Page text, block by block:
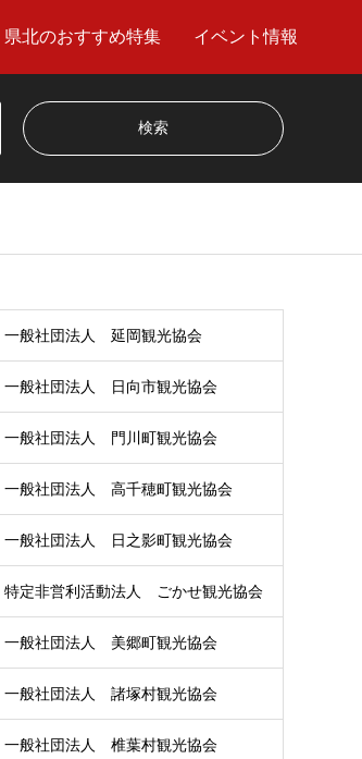
県北のおすすめ特集 イベント情報
一般社団法人 延岡観光協会
一般社団法人 日向市観光協会
一般社団法人 門川町観光協会
一般社団法人 高千穂町観光協会
一般社団法人 日之影町観光協会
特定非営利活動法人 ごかせ観光協会
一般社団法人 美郷町観光協会
一般社団法人 諸塚村観光協会
一般社団法人 椎葉村観光協会